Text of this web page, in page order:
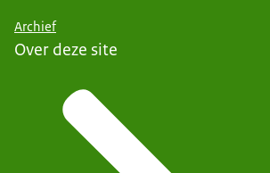
Archief
Over deze site